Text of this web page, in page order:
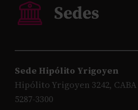
Sede Hipólito Yrigoyen
Hipólito Yrigoyen 3242, CABA
5287-3300